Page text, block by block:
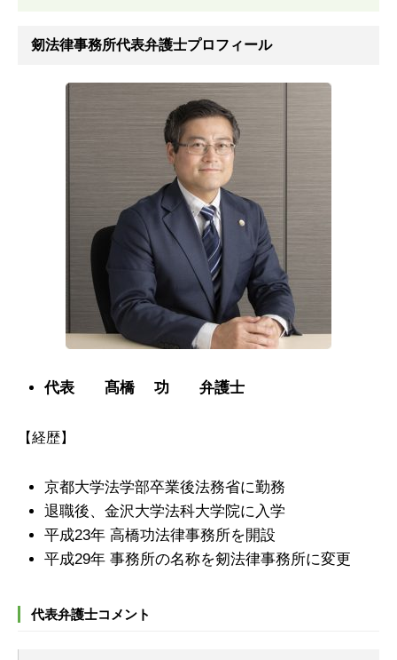
剱法律事務所代表弁護士プロフィール
代表 髙橋 功 弁護士
【経歴】
京都大学法学部卒業後法務省に勤務
退職後、金沢大学法科大学院に入学
平成23年 高橋功法律事務所を開設
平成29年 事務所の名称を剱法律事務所に変更
代表弁護士コメント